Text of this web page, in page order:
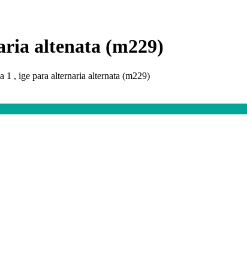
altenata (m229)
1 , ige para alternaria alternata (m229)